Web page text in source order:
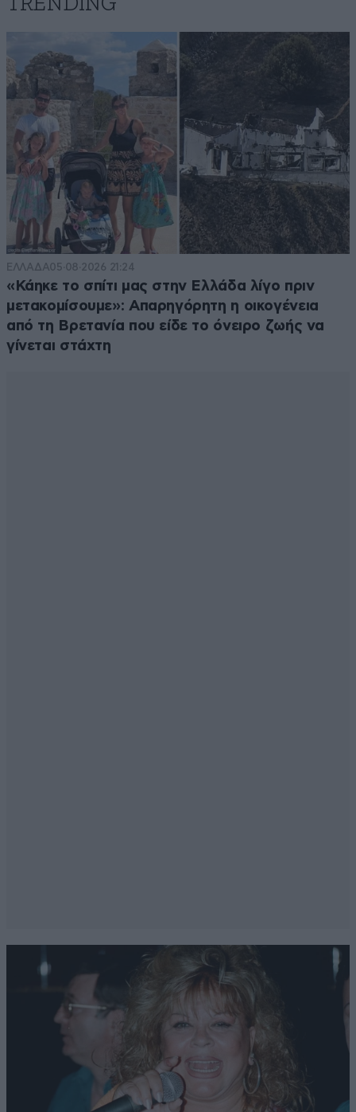
ΕΛΛΑΔΑ05·08·2026 21:24
«Κάηκε το σπίτι μας στην Ελλάδα λίγο πριν
μετακομίσουμε»: Απαρηγόρητη η οικογένεια
από τη Βρετανία που είδε το όνειρο ζωής να
γίνεται στάχτη